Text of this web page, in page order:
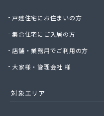
丸松燃料店
丸島石油瓦斯販売
丸由工材株式会社
久保田商店
協栄石油瓦斯株式会社
桐山商店
戸建住宅にお住まいの方
集合住宅にご入居の方
店舗・業務用でご利用の方
大家様・管理会社 様
対象エリア